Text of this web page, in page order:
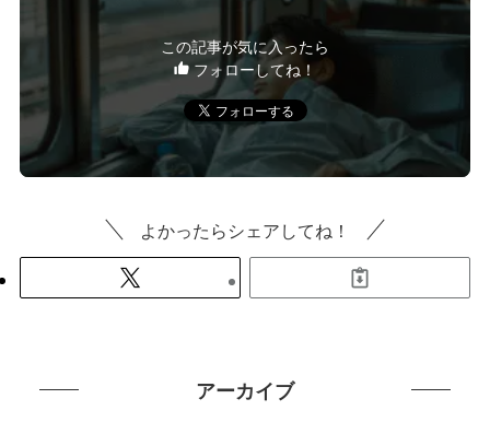
この記事が気に入ったら
フォローしてね！
よかったらシェアしてね！
アーカイブ